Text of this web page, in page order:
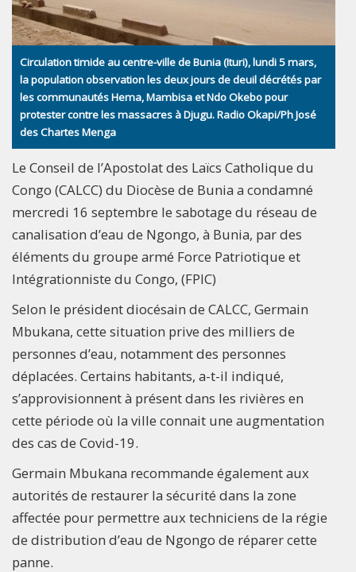
Circulation timide au centre-ville de Bunia (Ituri), lundi 5 mars,
la population observation les deux jours de deuil décrétés par
les communautés Hema, Mambisa et Ndo Okebo pour
protester contre les massacres à Djugu. Radio Okapi/Ph José
des Chartes Menga
Le Conseil de l’Apostolat des Laïcs Catholique du
Congo (CALCC) du Diocèse de Bunia a condamné
mercredi 16 septembre le sabotage du réseau de
canalisation d’eau de Ngongo, à Bunia, par des
éléments du groupe armé Force Patriotique et
Intégrationniste du Congo, (FPIC)
Selon le président diocésain de CALCC, Germain
Mbukana, cette situation prive des milliers de
personnes d’eau, notamment des personnes
déplacées. Certains habitants, a-t-il indiqué,
s’approvisionnent à présent dans les rivières en
cette période où la ville connait une augmentation
des cas de Covid-19.
Germain Mbukana recommande également aux
autorités de restaurer la sécurité dans la zone
affectée pour permettre aux techniciens de la régie
de distribution d’eau de Ngongo de réparer cette
panne.